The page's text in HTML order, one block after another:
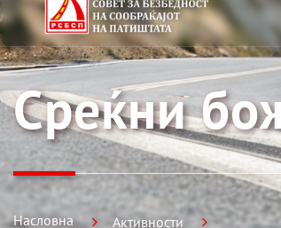
Среќни
Насловна Активности